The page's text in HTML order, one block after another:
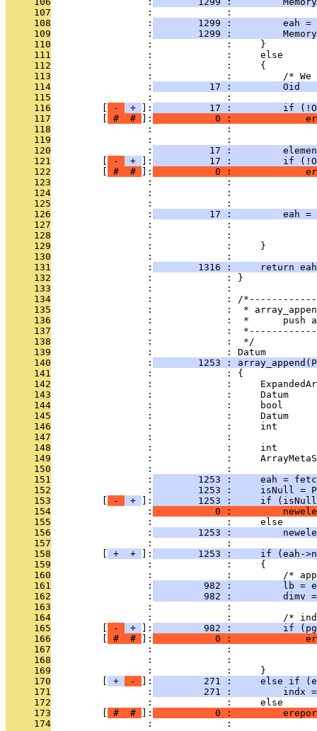
     107
                 :             :
     108
                 :
1299 :         eah =
     109
                 :
1299 :
     110
                 :             :     }
     111
                 :             :     else
     112
                 :             :     {
     113
:             :         /*
     114
                 :
17 :         Oid
     115
                 :             :
     116
- + ]:
17 :         if
     117
# # ]:
0 :
     118
:             :
     119
:             :
     120
                 :
17 :
     121
- + ]:
17 :         if
     122
# # ]:
0 :
     123
:             :
     124
:             :
     125
                 :             :
     126
                 :
17 :         eah =
     127
:             :
     128
:             :
     129
                 :             :     }
     130
                 :             :
     131
                 :
1316 :     return
     132
                 :             : }
     133
                 :             :
     134
:             : /
     135
:             :  *
     136
:             :  *      push
     137
:             :
     138
                 :             :  */
     139
                 :             : Datum
     140
                 :
1253 :
     141
                 :             : {
     142
:             :
     143
:             :     Datum
     144
:             :     bool
     145
:             :     Datum
     146
:             :     int
     147
:             :
     148
:             :     int
     149
:             :
     150
                 :             :
     151
                 :
1253 :     eah =
     152
                 :
1253 :     isNull =
     153
- + ]:
1253 :     if
     154
                 :
0 :
     155
                 :             :     else
     156
                 :
1253 :
     157
                 :             :
     158
+ + ]:
1253 :     if (eah-
     159
                 :             :     {
     160
:             :         /*
     161
                 :
982 :         lb =
     162
                 :
982 :         dimv
     163
                 :             :
     164
:             :         /*
     165
- + ]:
982 :         if
     166
# # ]:
0 :
     167
:             :
     168
:             :
     169
                 :             :     }
     170
+ - ]:
271 :     else if
     171
                 :
271 :         indx
     172
                 :             :     else
     173
# # ]:
0 :
     174
:             :